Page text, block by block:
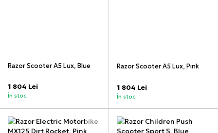
Razor Scooter A5 Lux, Blue
1 804 Lei
În stoc
Razor Scooter A5 Lux, Pink
1 804 Lei
În stoc